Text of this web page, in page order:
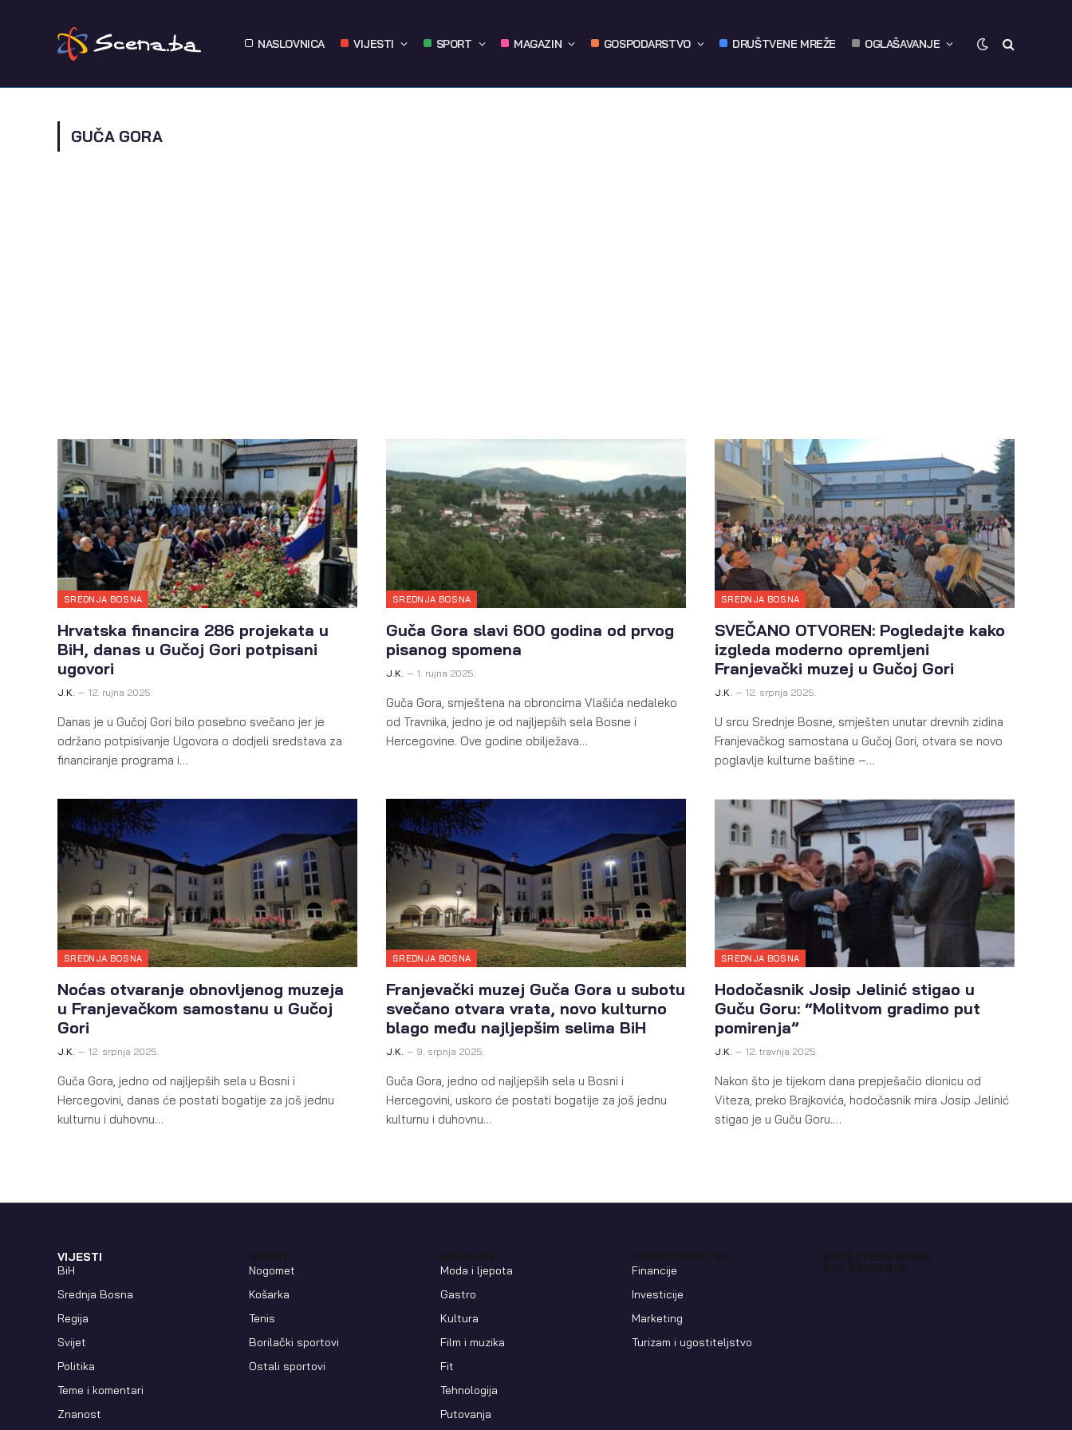
NASLOVNICA VIJESTI SPORT MAGAZIN GOSPODARSTVO DRUŠTVENE MREŽE OGLAŠAVANJE
GUČA GORA
SREDNJA BOSNA
Hrvatska financira 286 projekata u
BiH, danas u Gučoj Gori potpisani
ugovori
J.K. 12. rujna 2025.
Danas je u Gučoj Gori bilo posebno svečano jer je
održano potpisivanje Ugovora o dodjeli sredstava za
financiranje programa i…
SREDNJA BOSNA
Guča Gora slavi 600 godina od prvog
pisanog spomena
J.K. 1. rujna 2025.
Guča Gora, smještena na obroncima Vlašića nedaleko
od Travnika, jedno je od najljepših sela Bosne i
Hercegovine. Ove godine obilježava…
SREDNJA BOSNA
SVEČANO OTVOREN: Pogledajte kako
izgleda moderno opremljeni
Franjevački muzej u Gučoj Gori
J.K. 12. srpnja 2025.
U srcu Srednje Bosne, smješten unutar drevnih zidina
Franjevačkog samostana u Gučoj Gori, otvara se novo
poglavlje kulturne baštine –…
SREDNJA BOSNA
Noćas otvaranje obnovljenog muzeja
u Franjevačkom samostanu u Gučoj
Gori
J.K. 12. srpnja 2025.
Guča Gora, jedno od najljepših sela u Bosni i
Hercegovini, danas će postati bogatije za još jednu
kulturnu i duhovnu…
SREDNJA BOSNA
Franjevački muzej Guča Gora u subotu
svečano otvara vrata, novo kulturno
blago među najljepšim selima BiH
J.K. 9. srpnja 2025.
Guča Gora, jedno od najljepših sela u Bosni i
Hercegovini, uskoro će postati bogatije za još jednu
kulturnu i duhovnu…
SREDNJA BOSNA
Hodočasnik Josip Jelinić stigao u
Guču Goru: “Molitvom gradimo put
pomirenja”
J.K. 12. travnja 2025.
Nakon što je tijekom dana prepješačio dionicu od
Viteza, preko Brajkovića, hodočasnik mira Josip Jelinić
stigao je u Guču Goru.…
VIJESTI
BiH
Srednja Bosna
Regija
Svijet
Politika
Teme i komentari
Znanost
Nogomet
Košarka
Tenis
Borilački sportovi
Ostali sportovi
Moda i ljepota
Gastro
Kultura
Film i muzika
Fit
Tehnologija
Putovanja
Financije
Investicije
Marketing
Turizam i ugostiteljstvo